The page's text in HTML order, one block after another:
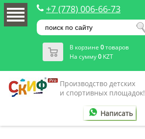
+7 (778) 006-66-73
В корзине 0товаров
На сумму0 KZT
Производство детских
и спортивных площадок!
Написать